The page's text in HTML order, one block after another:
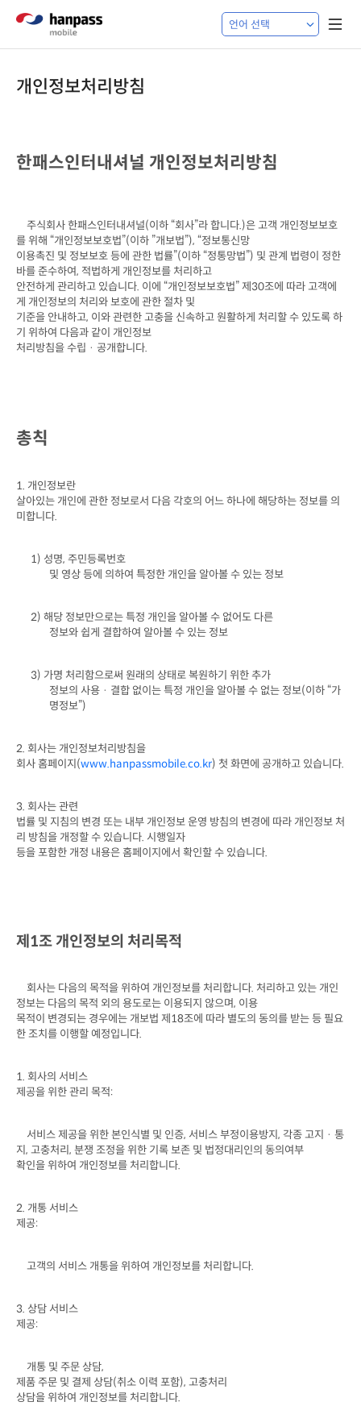
개인정보처리방침
한패스인터내셔널 개인정보처리방침
주식회사 한패스인터내셔널(이하 “회사”라 합니다.)은 고객 개인정보보호
를 위해 “개인정보보호법”(이하 ”개보법”), “정보통신망
이용촉진 및 정보보호 등에 관한 법률”(이하 “정통망법”) 및 관계 법령이 정한
바를 준수하여, 적법하게 개인정보를 처리하고
안전하게 관리하고 있습니다. 이에 “개인정보보호법” 제 30조에 따라 고객에
게 개인정보의 처리와 보호에 관한 절차 및
기준을 안내하고, 이와 관련한 고충을 신속하고 원활하게 처리할 수 있도록 하
기 위하여 다음과 같이 개인정보
처리방침을 수립 · 공개합니다.
총칙
1. 개인정보란
살아있는 개인에 관한 정보로서 다음 각호의 어느 하나에 해당하는 정보를 의
미합니다.
1) 성명, 주민등록번호
및 영상 등에 의하여 특정한 개인을 알아볼 수 있는 정보
2) 해당 정보만으로는 특정 개인을 알아볼 수 없어도 다른
정보와 쉽게 결합하여 알아볼 수 있는 정보
3) 가명 처리함으로써 원래의 상태로 복원하기 위한 추가
정보의 사용 · 결합 없이는 특정 개인을 알아볼 수 없는 정보(이하 “가
명정보”)
2. 회사는 개인정보처리방침을
회사 홈페이지 (www.hanpassmobile.co.kr) 첫 화면에 공개하고 있습니다.
3. 회사는 관련
법률 및 지침의 변경 또는 내부 개인정보 운영 방침의 변경에 따라 개인정보 처
리 방침을 개정할 수 있습니다. 시행일자
등을 포함한 개정 내용은 홈페이지에서 확인할 수 있습니다.
제 1조 개인정보의 처리목적
회사는 다음의 목적을 위하여 개인정보를 처리합니다. 처리하고 있는 개인
정보는 다음의 목적 외의 용도로는 이용되지 않으며, 이용
목적이 변경되는 경우에는 개보법 제 18조에 따라 별도의 동의를 받는 등 필요
한 조치를 이행할 예정입니다.
1. 회사의 서비스
제공을 위한 관리 목적:
서비스 제공을 위한 본인식별 및 인증, 서비스 부정이용방지, 각종 고지 · 통
지 , 고충처리, 분쟁 조정을 위한 기록 보존 및 법정대리인의 동의여부
확인을 위하여 개인정보를 처리합니다.
2. 개통 서비스
제공:
고객의 서비스 개통을 위하여 개인정보를 처리합니다.
3. 상담 서비스
제공:
개통 및 주문 상담
제품 주문 및 결제 상담(취소 이력 포함), 고충처리
상담을 위하여 개인정보를 처리합니다.